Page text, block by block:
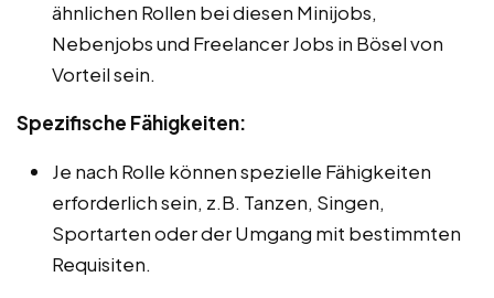
ähnlichen Rollen bei diesen Minijobs,
Nebenjobs und Freelancer Jobs in Bösel von
Vorteil sein.
Spezifische Fähigkeiten:
Je nach Rolle können spezielle Fähigkeiten
erforderlich sein, z.B. Tanzen, Singen,
Sportarten oder der Umgang mit bestimmten
Requisiten.